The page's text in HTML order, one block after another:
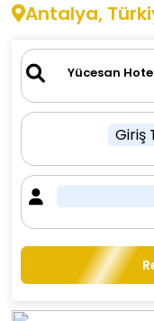
Antalya,
Giriş